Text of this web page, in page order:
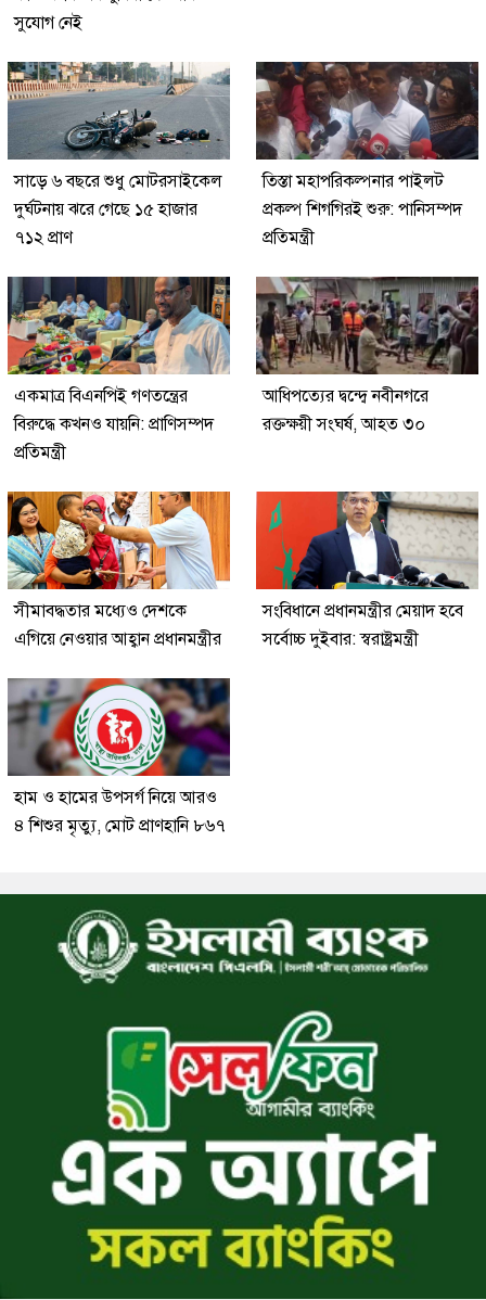
সুযোগ নেই
সাড়ে ৬ বছরে শুধু মোটরসাইকেল
দুর্ঘটনায় ঝরে গেছে ১৫ হাজার
৭১২ প্রাণ
তিস্তা মহাপরিকল্পনার পাইলট
প্রকল্প শিগগিরই শুরু: পানিসম্পদ
প্রতিমন্ত্রী
একমাত্র বিএনপিই গণতন্ত্রের
বিরুদ্ধে কখনও যায়নি: প্রাণিসম্পদ
প্রতিমন্ত্রী
আধিপত্যের দ্বন্দ্বে নবীনগরে
রক্তক্ষয়ী সংঘর্ষ, আহত ৩০
সীমাবদ্ধতার মধ্যেও দেশকে
এগিয়ে নেওয়ার আহ্বান প্রধানমন্ত্রীর
সংবিধানে প্রধানমন্ত্রীর মেয়াদ হবে
সর্বোচ্চ দুইবার: স্বরাষ্ট্রমন্ত্রী
হাম ও হামের উপসর্গ নিয়ে আরও
৪ শিশুর মৃত্যু, মোট প্রাণহানি ৮৬৭